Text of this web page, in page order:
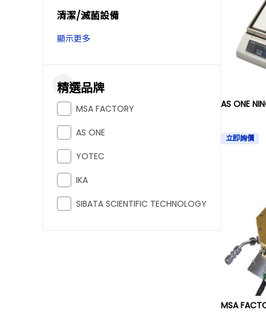
清潔/滅菌設備
顯示更多
精選品牌
MSA FACTORY
AS ONE
YOTEC
IKA
SIBATA SCIENTIFIC TECHNOLOGY
AS ONE
立即詢價
MSA